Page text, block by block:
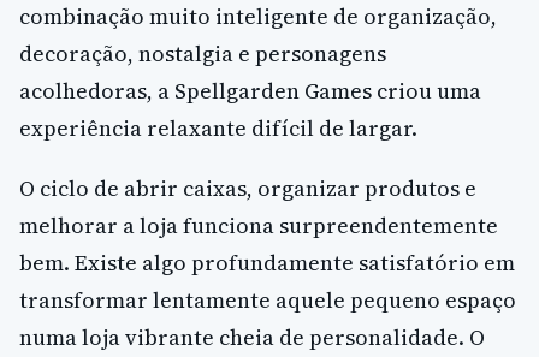
combinação muito inteligente de organização,
decoração, nostalgia e personagens
acolhedoras, a Spellgarden Games criou uma
experiência relaxante difícil de largar.
O ciclo de abrir caixas, organizar produtos e
melhorar a loja funciona surpreendentemente
bem. Existe algo profundamente satisfatório em
transformar lentamente aquele pequeno espaço
numa loja vibrante cheia de personalidade. O